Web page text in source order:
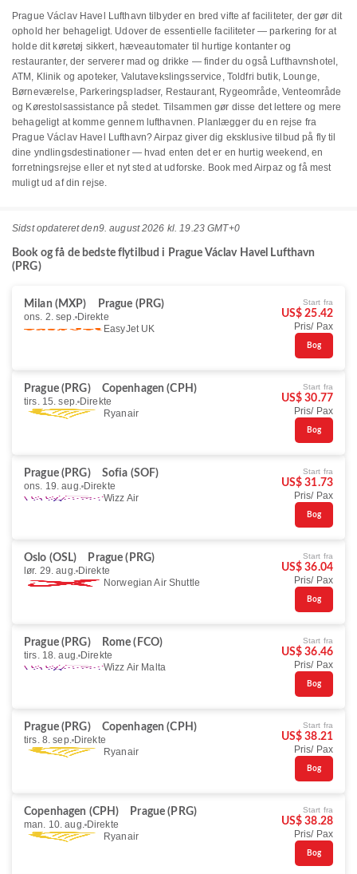
Prague Václav Havel Lufthavn tilbyder en bred vifte af faciliteter, der gør dit
ophold her behageligt. Udover de essentielle faciliteter — parkering for at
holde dit køretøj sikkert, hæveautomater til hurtige kontanter og
restauranter, der serverer mad og drikke — finder du også Lufthavnshotel,
ATM, Klinik og apoteker, Valutavekslingsservice, Toldfri butik, Lounge,
Børneværelse, Parkeringspladser, Restaurant, Rygeområde, Venteområde
og Kørestolsassistance på stedet. Tilsammen gør disse det lettere og mere
behageligt at komme gennem lufthavnen. Planlægger du en rejse fra
Prague Václav Havel Lufthavn? Airpaz giver dig eksklusive tilbud på fly til
dine yndlingsdestinationer — hvad enten det er en hurtig weekend, en
forretningsrejse eller et nyt sted at udforske. Book med Airpaz og få mest
muligt ud af din rejse.
Sidst opdateret den9. august 2026 kl. 19.23 GMT+0
Book og få de bedste flytilbud i Prague Václav Havel Lufthavn
(PRG)
Milan (MXP)
Prague (PRG)
ons. 2. sep. Direkte
EasyJet UK
Start fra
US$ 25.42
Pris/ Pax
Bog
Prague (PRG)
Copenhagen (CPH)
tirs. 15. sep. Direkte
Ryanair
Start fra
US$ 30.77
Pris/ Pax
Bog
Prague (PRG)
Sofia (SOF)
ons. 19. aug. Direkte
Wizz Air
Start fra
US$ 31.73
Pris/ Pax
Bog
Oslo (OSL)
Prague (PRG)
lør. 29. aug. Direkte
Norwegian Air Shuttle
Start fra
US$ 36.04
Pris/ Pax
Bog
Prague (PRG)
Rome (FCO)
tirs. 18. aug. Direkte
Wizz Air Malta
Start fra
US$ 36.46
Pris/ Pax
Bog
Prague (PRG)
Copenhagen (CPH)
tirs. 8. sep. Direkte
Ryanair
Start fra
US$ 38.21
Pris/ Pax
Bog
Copenhagen (CPH)
Prague (PRG)
man. 10. aug. Direkte
Ryanair
Start fra
US$ 38.28
Pris/ Pax
Bog